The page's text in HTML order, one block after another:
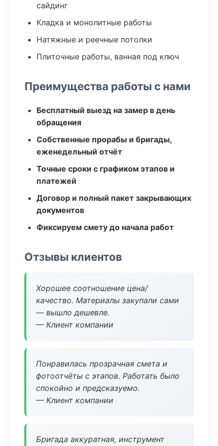
сайдинг
Кладка и монолитные работы
Натяжные и реечные потолки
Плиточные работы, ванная под ключ
Преимущества работы с нами
Бесплатный выезд на замер в день
обращения
Собственные прорабы и бригады,
еженедельный отчёт
Точные сроки с графиком этапов и
платежей
Договор и полный пакет закрывающих
документов
Фиксируем смету до начала работ
Отзывы клиентов
Хорошее соотношение цена/
качество. Материалы закупали сами
— вышло дешевле.
— Клиент компании
Понравилась прозрачная смета и
фотоотчёты с этапов. Работать было
спокойно и предсказуемо.
— Клиент компании
Бригада аккуратная, инструмент